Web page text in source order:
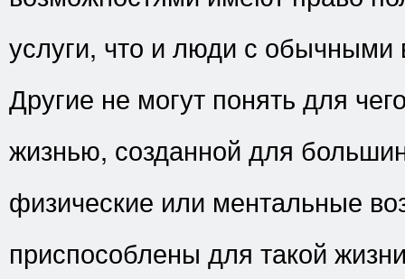
услуги, что и люди с обычными
Другие не могут понять для
жизнью, созданной для
физические или ментальные
приспособлены для такой